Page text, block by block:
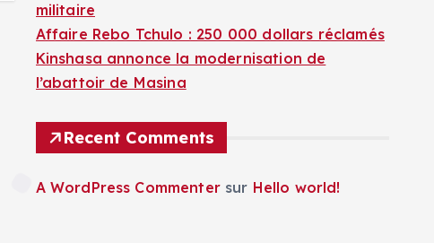
militaire
Affaire Rebo Tchulo : 250 000 dollars réclamés
Kinshasa annonce la modernisation de
l’abattoir de Masina
Recent Comments
A WordPress Commentersur Hello world!